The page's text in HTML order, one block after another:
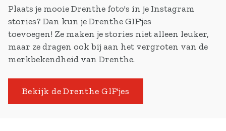
Plaats je mooie Drenthe foto's in je Instagram
stories? Dan kun je Drenthe GIF'jes
toevoegen! Ze maken je stories niet alleen leuker,
maar ze dragen ook bij aan het vergroten van de
merkbekendheid van Drenthe.
Bekijk de Drenthe GIF'jes